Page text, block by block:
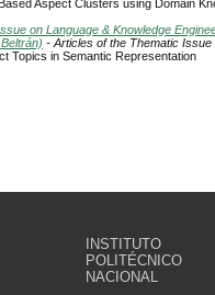
Aspect Clusters using Domain
on Language & Knowledge
- Articles of the Thematic Issue
Topics in Semantic Representation
INSTITUTO
POLITÉCNICO
NACIONAL